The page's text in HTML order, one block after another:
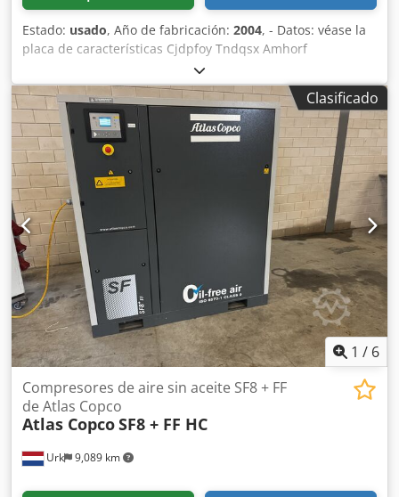
Estado: usado, Año de fabricación: 2004, - Datos: véase la
placa de características Cjdpfoy Tndqsx Amhorf
Clasificado
1 / 6
Urk 9,089 km
Compresores de aire sin aceite SF8 + FF
de Atlas Copco
Atlas CopcoSF8 + FF HC